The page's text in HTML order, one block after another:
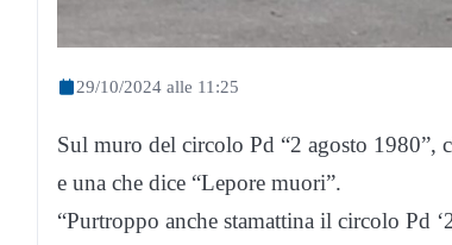
29/10/2024 alle 11:25
Sul muro del circolo Pd “2 agosto 1980”,
e una che dice “Lepore muori”.
“Purtroppo anche stamattina il circolo Pd